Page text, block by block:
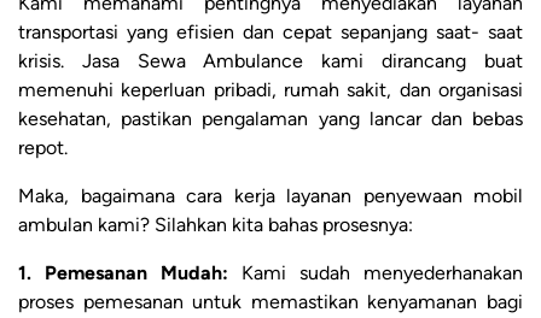
transportasi yang efisien dan cepat sepanjang saat- saat
krisis. Jasa Sewa Ambulance kami dirancang buat
memenuhi keperluan pribadi, rumah sakit, dan organisasi
kesehatan, pastikan pengalaman yang lancar dan bebas
repot.
Maka, bagaimana cara kerja layanan penyewaan mobil
ambulan kami? Silahkan kita bahas prosesnya:
1. Pemesanan Mudah: Kami sudah menyederhanakan
proses pemesanan untuk memastikan kenyamanan bagi